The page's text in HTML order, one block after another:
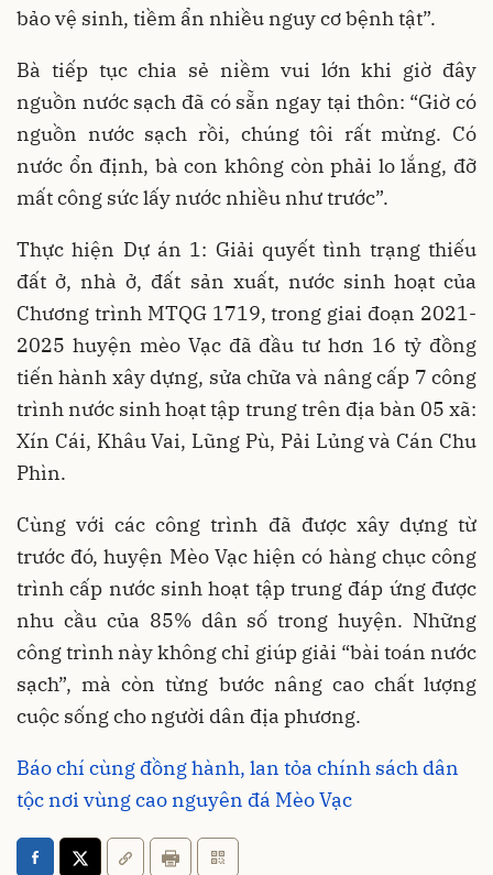
bảo vệ sinh, tiềm ẩn nhiều nguy cơ bệnh tật”.
Bà tiếp tục chia sẻ niềm vui lớn khi giờ đây
nguồn nước sạch đã có sẵn ngay tại thôn: “Giờ có
nguồn nước sạch rồi, chúng tôi rất mừng. Có
nước ổn định, bà con không còn phải lo lắng, đỡ
mất công sức lấy nước nhiều như trước”.
Thực hiện Dự án 1: Giải quyết tình trạng thiếu
đất ở, nhà ở, đất sản xuất, nước sinh hoạt của
Chương trình MTQG 1719, trong giai đoạn 2021-
2025 huyện mèo Vạc đã đầu tư hơn 16 tỷ đồng
tiến hành xây dựng, sửa chữa và nâng cấp 7 công
trình nước sinh hoạt tập trung trên địa bàn 05 xã:
Xín Cái, Khâu Vai, Lũng Pù, Pải Lủng và Cán Chu
Phìn.
Cùng với các công trình đã được xây dựng từ
trước đó, huyện Mèo Vạc hiện có hàng chục công
trình cấp nước sinh hoạt tập trung đáp ứng được
nhu cầu của 85% dân số trong huyện. Những
công trình này không chỉ giúp giải “bài toán nước
sạch”, mà còn từng bước nâng cao chất lượng
cuộc sống cho người dân địa phương.
Báo chí cùng đồng hành, lan tỏa chính sách dân
tộc nơi vùng cao nguyên đá Mèo Vạc